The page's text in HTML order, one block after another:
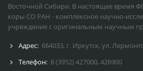
Восточной Сибири. В настоящее время
коры СО РАН - комплексное научно-
учреждение с оригинальным научным
Адрес: 664033, г. Иркутск, ул.
Телефон: 8 (3952) 427000, 426900